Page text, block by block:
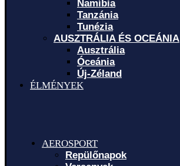
Namíbia
Tanzánia
Tunézia
AUSZTRÁLIA ÉS OCEÁNIA
Ausztrália
Óceánia
Új-Zéland
ÉLMÉNYEK
AEROSPORT
Repülőnapok